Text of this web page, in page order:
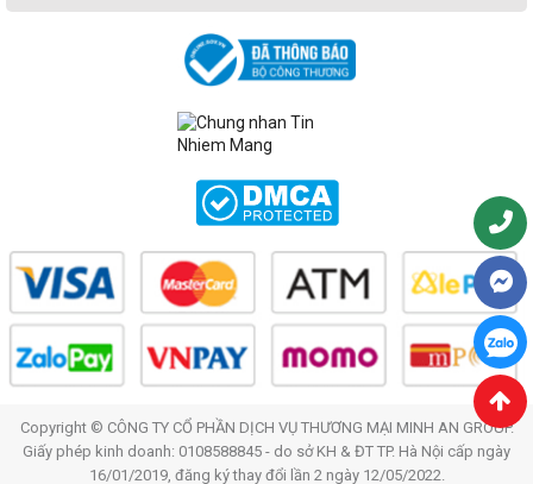
Copyright © CÔNG TY CỔ PHẦN DỊCH VỤ THƯƠNG MẠI MINH AN GROUP.
Giấy phép kinh doanh: 0108588845 - do sở KH & ĐT TP. Hà Nội cấp ngày
16/01/2019, đăng ký thay đổi lần 2 ngày 12/05/2022.